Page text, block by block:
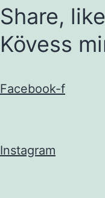
Share,
Kövess
Facebook-f
Instagram